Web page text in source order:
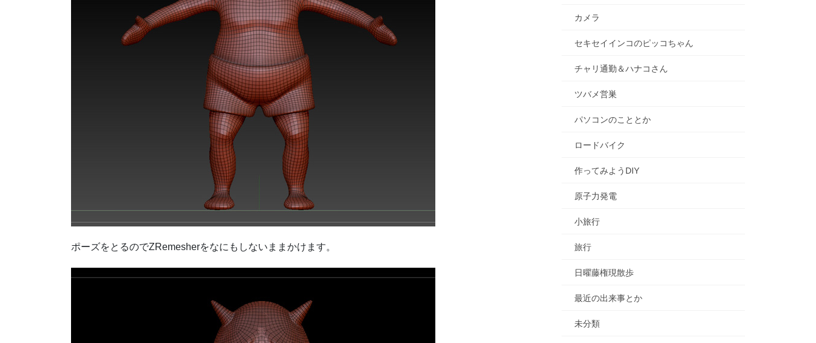
ポーズをとるのでZRemesherをなにもしないままかけます。
カメラ
セキセイインコのピッコちゃん
チャリ通勤＆ハナコさん
ツバメ営巣
パソコンのこととか
ロードバイク
作ってみようDIY
原子力発電
小旅行
旅行
日曜藤権現散歩
最近の出来事とか
未分類